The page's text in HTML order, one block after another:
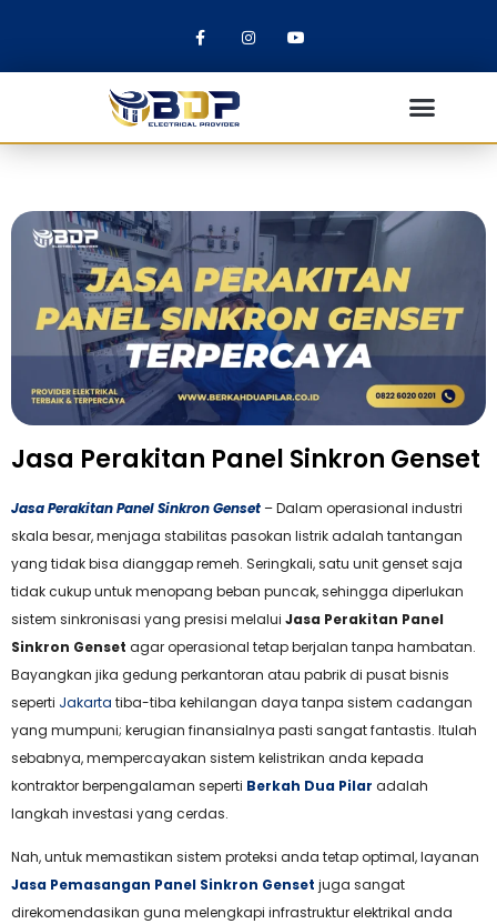
Jasa Perakitan Panel Sinkron Genset
Jasa Perakitan Panel Sinkron Genset – Dalam operasional industri
skala besar, menjaga stabilitas pasokan listrik adalah tantangan
yang tidak bisa dianggap remeh. Seringkali, satu unit genset saja
tidak cukup untuk menopang beban puncak, sehingga diperlukan
sistem sinkronisasi yang presisi melalui Jasa Perakitan Panel
Sinkron Genset agar operasional tetap berjalan tanpa hambatan.
Bayangkan jika gedung perkantoran atau pabrik di pusat bisnis
seperti Jakarta tiba-tiba kehilangan daya tanpa sistem cadangan
yang mumpuni; kerugian finansialnya pasti sangat fantastis. Itulah
sebabnya, mempercayakan sistem kelistrikan anda kepada
kontraktor berpengalaman seperti Berkah Dua Pilar adalah
langkah investasi yang cerdas.
Nah, untuk memastikan sistem proteksi anda tetap optimal, layanan
Jasa Pemasangan Panel Sinkron Genset juga sangat
direkomendasikan guna melengkapi infrastruktur elektrikal anda